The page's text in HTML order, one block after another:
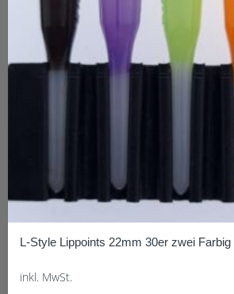
L-Style Lippoints 22mm 30er zwei Farbig
inkl. MwSt.